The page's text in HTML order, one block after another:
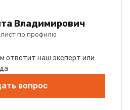
Владимирович
по профилю
ответит наш эксперт или
вопрос